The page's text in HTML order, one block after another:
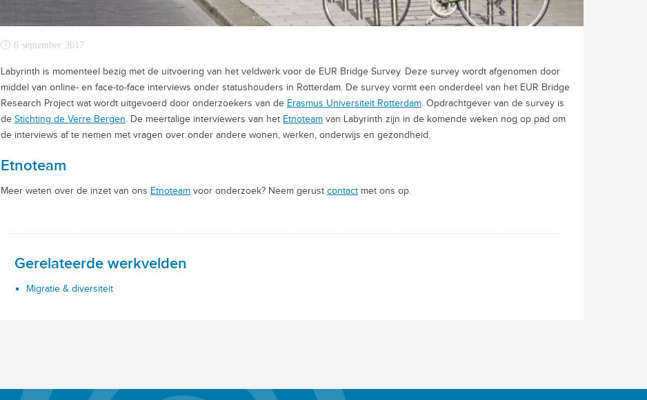
6 september 2017
Labyrinth is momenteel bezig met de uitvoering van het veldwerk voor de EUR Bridge Survey. Deze survey wordt afgenomen door
middel van online- en face-to-face interviews onder statushouders in Rotterdam. De survey vormt een onderdeel van het EUR Bridge
Research Project wat wordt uitgevoerd door onderzoekers van de Erasmus Universiteit Rotterdam. Opdrachtgever van de survey is
de Stichting de Verre Bergen. De meertalige interviewers van het Etnoteam van Labyrinth zijn in de komende weken nog op pad om
de interviews af te nemen met vragen over onder andere wonen, werken, onderwijs en gezondheid.
Etnoteam
Meer weten over de inzet van ons Etnoteam voor onderzoek? Neem gerust contact met ons op.
Gerelateerde werkvelden
Migratie & diversiteit